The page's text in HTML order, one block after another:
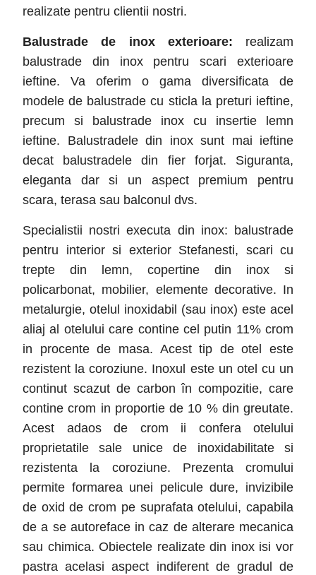
realizate pentru clientii nostri.
Balustrade de inox exterioare: realizam
balustrade din inox pentru scari exterioare
ieftine. Va oferim o gama diversificata de
modele de balustrade cu sticla la preturi ieftine,
precum si balustrade inox cu insertie lemn
ieftine. Balustradele din inox sunt mai ieftine
decat balustradele din fier forjat. Siguranta,
eleganta dar si un aspect premium pentru
scara, terasa sau balconul dvs.
Specialistii nostri executa din inox: balustrade
pentru interior si exterior Stefanesti, scari cu
trepte din lemn, copertine din inox si
policarbonat, mobilier, elemente decorative. In
metalurgie, otelul inoxidabil (sau inox) este acel
aliaj al otelului care contine cel putin 11% crom
in procente de masa. Acest tip de otel este
rezistent la coroziune. Inoxul este un otel cu un
continut scazut de carbon în compozitie, care
contine crom in proportie de 10 % din greutate.
Acest adaos de crom ii confera otelului
proprietatile sale unice de inoxidabilitate si
rezistenta la coroziune. Prezenta cromului
permite formarea unei pelicule dure, invizibile
de oxid de crom pe suprafata otelului, capabila
de a se autoreface in caz de alterare mecanica
sau chimica. Obiectele realizate din inox isi vor
pastra acelasi aspect indiferent de gradul de